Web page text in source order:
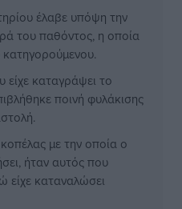
έλαβε υπόψη την
του παθόντος, η οποία
καταγράψει το
ποινή φυλάκισης
με την οποία ο
ήταν αυτός που
είχε καταναλώσει